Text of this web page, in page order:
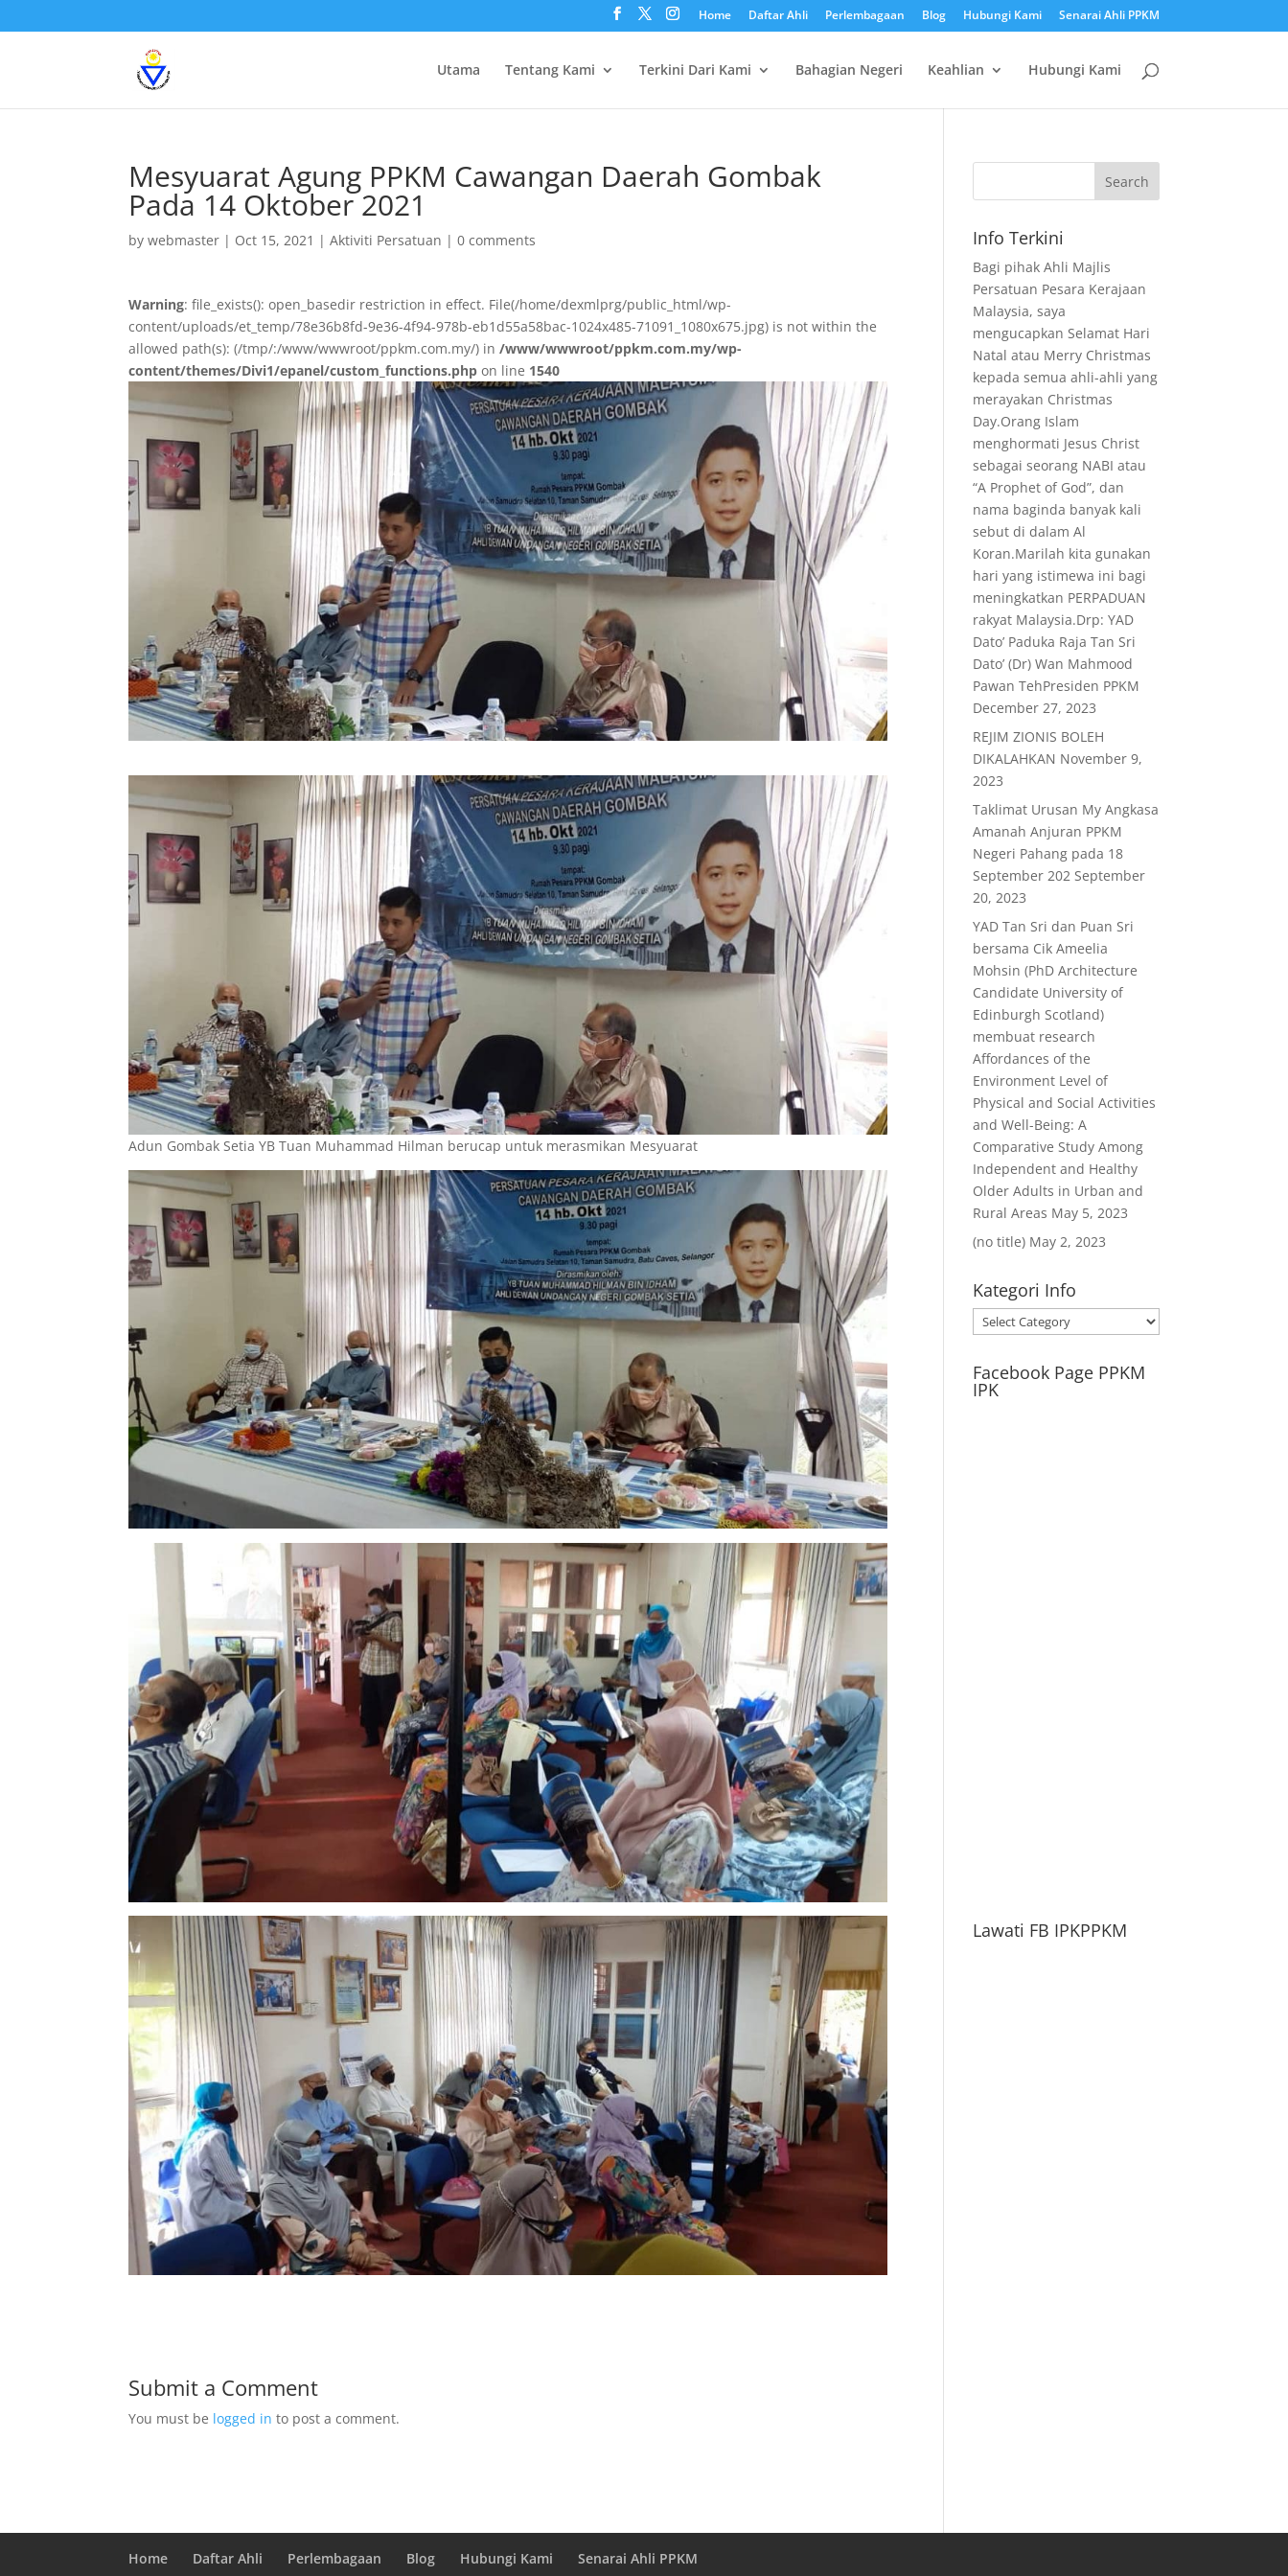
Home Daftar Ahli Perlembagaan Blog Hubungi Kami Senarai Ahli PPKM
Utama Tentang Kami Terkini Dari Kami Bahagian Negeri Keahlian Hubungi Kami
Mesyuarat Agung PPKM Cawangan Daerah Gombak
Pada 14 Oktober 2021
bywebmaster | Oct 15, 2021 |Aktiviti Persatuan |0 comments
Warning: file_exists(): open_basedir restriction in effect. File(/home/dexmlprg/public_html/wp-
content/uploads/et_temp/78e36b8fd-9e36-4f94-978b-eb1d55a58bac-1024x485-71091_1080x675.jpg) is not within the
allowed path(s): (/tmp/:/www/wwwroot/ppkm.com.my/) in/www/wwwroot/ppkm.com.my/wp-
content/themes/Divi1/epanel/custom_functions.php on line 1540
Adun Gombak Setia YB Tuan Muhammad Hilman berucap untuk merasmikan Mesyuarat
Submit a Comment
You must be logged in to post a comment.
Info Terkini
Bagi pihak Ahli Majlis
Persatuan Pesara Kerajaan
Malaysia, saya
mengucapkan Selamat Hari
Natal atau Merry Christmas
kepada semua ahli-ahli yang
merayakan Christmas
Day.Orang Islam
menghormati Jesus Christ
sebagai seorang NABI atau
“A Prophet of God”, dan
nama baginda banyak kali
sebut di dalam Al
Koran.Marilah kita gunakan
hari yang istimewa ini bagi
meningkatkan PERPADUAN
rakyat Malaysia.Drp: YAD
Dato’ Paduka Raja Tan Sri
Dato’ (Dr) Wan Mahmood
Pawan TehPresiden PPKM
December 27, 2023
REJIM ZIONIS BOLEH
DIKALAHKAN November 9,
2023
Taklimat Urusan My Angkasa
Amanah Anjuran PPKM
Negeri Pahang pada 18
September 202 September
20, 2023
YAD Tan Sri dan Puan Sri
bersama Cik Ameelia
Mohsin (PhD Architecture
Candidate University of
Edinburgh Scotland)
membuat research
Affordances of the
Environment Level of
Physical and Social Activities
and Well-Being: A
Comparative Study Among
Independent and Healthy
Older Adults in Urban and
Rural Areas May 5, 2023
(no title) May 2, 2023
Kategori Info
Kategori
Info
Facebook Page PPKM
IPK
Lawati FB IPKPPKM
Home Daftar Ahli Perlembagaan Blog Hubungi Kami Senarai Ahli PPKM